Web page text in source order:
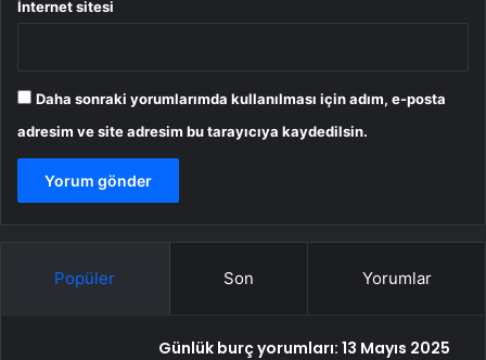
İnternet sitesi
Daha sonraki yorumlarımda kullanılması için adım, e-posta
adresim ve site adresim bu tarayıcıya kaydedilsin.
Popüler Son Yorumlar
Günlük burç yorumları: 13 Mayıs 2025